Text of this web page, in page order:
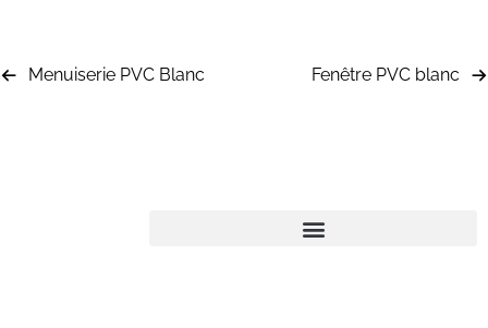
Menuiserie PVC Blanc Fenêtre PVC blanc